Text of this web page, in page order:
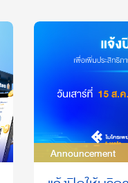
Announcement
Announcement